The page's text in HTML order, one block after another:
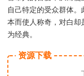
自己特定的受众群体
本而使人称奇，对白
为经典。
资源下载